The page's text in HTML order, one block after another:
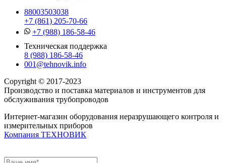
88003503038
+7 (861) 205-70-66
+7 (988) 186-58-46
Техническая поддержка
8 (988) 186-58-46
001@tehnovik.info
Copyright © 2017-2023
Производство и поставка материалов и инструментов для
обслуживания трубопроводов
Интернет-магазин оборудования неразрушающего контроля и
измерительных приборов
Компания ТЕХНОВИК